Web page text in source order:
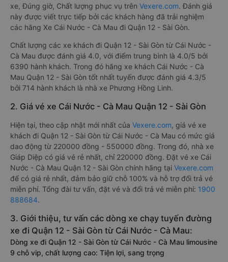
xe, Đúng giờ, Chất lượng phục vụ trên Vexere.com. Đánh giá
này được viết trực tiếp bởi các khách hàng đã trải nghiệm
các hãng Xe Cái Nước - Cà Mau đi Quận 12 - Sài Gòn.
Chất lượng các xe khách đi Quận 12 - Sài Gòn từ Cái Nước -
Cà Mau được đánh giá 4.0, với điểm trung bình là 4.0/5 bởi
6390 hành khách. Trong đó hãng xe khách Cái Nước - Cà
Mau Quận 12 - Sài Gòn tốt nhất tuyến được đánh giá 4.3/5
bởi 714 hành khách là nhà xe Phương Hồng Linh.
2. Giá vé xe Cái Nước - Cà Mau Quận 12 - Sài Gòn
Hiện tại, theo cập nhật mới nhất của Vexere.com, giá vé xe
khách đi Quận 12 - Sài Gòn từ Cái Nước - Cà Mau có mức giá
dao động từ 220000 đồng - 550000 đồng. Trong đó, nhà xe
Giáp Diệp có giá vé rẻ nhất, chỉ 220000 đồng. Đặt vé xe Cái
Nước - Cà Mau Quận 12 - Sài Gòn chính hãng tại Vexere.com
để có giá rẻ nhất, đảm bảo giữ chỗ 100% và hỗ trợ đổi trả vé
miễn phí. Tổng đài tư vấn, đặt vé và đổi trả vé miễn phí: 1900
888684.
3. Giới thiệu, tư vấn các dòng xe chạy tuyến đường
xe đi Quận 12 - Sài Gòn từ Cái Nước - Cà Mau:
Dòng xe đi Quận 12 - Sài Gòn từ Cái Nước - Cà Mau limousine
9 chỗ vip, chất lượng cao: Tiện lợi, sang trọng